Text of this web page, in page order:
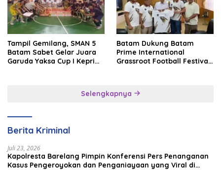
Tampil Gemilang, SMAN 5
Batam Sabet Gelar Juara
Garuda Yaksa Cup I Kepri
Batam Dukung Batam
Prime International
Grassroot Football Festival
Brunei–Malaysia
Selengkapnya
Berita Kriminal
Juli 23, 2026
Kapolresta Barelang Pimpin Konferensi Pers Penanganan
Kasus Pengeroyokan dan Penganiayaan yang Viral di